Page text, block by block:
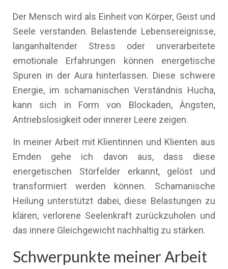
Der Mensch wird als Einheit von Körper, Geist und
Seele verstanden. Belastende Lebensereignisse,
langanhaltender Stress oder unverarbeitete
emotionale Erfahrungen können energetische
Spuren in der Aura hinterlassen. Diese schwere
Energie, im schamanischen Verständnis Hucha,
kann sich in Form von Blockaden, Ängsten,
Antriebslosigkeit oder innerer Leere zeigen.
In meiner Arbeit mit Klientinnen und Klienten aus
Emden gehe ich davon aus, dass diese
energetischen Störfelder erkannt, gelöst und
transformiert werden können. Schamanische
Heilung unterstützt dabei, diese Belastungen zu
klären, verlorene Seelenkraft zurückzuholen und
das innere Gleichgewicht nachhaltig zu stärken.
Schwerpunkte meiner Arbeit